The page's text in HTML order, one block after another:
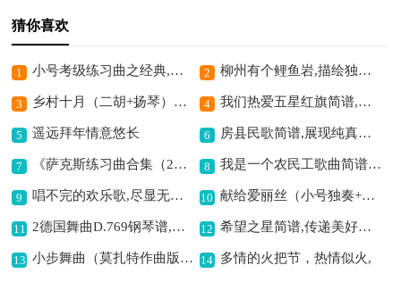
猜你喜欢
1 小号考级练习曲之经典,提升基础技能必备 2 柳州有个鲤鱼岩,描绘独特山水景
3 乡村十月（二胡+扬琴）胡琴简谱,描绘丰收喜悦之景 4 我们热爱五星红旗简谱,激昂旋律爱国情
5 遥远拜年情意悠长 6 房县民歌简谱,展现纯真爱意
7 《萨克斯练习曲合集（2—78）》萨克斯简谱,助你提升萨克斯吹奏水平 8 我是一个农民工歌曲简谱,唱出农民工心声
9 唱不完的欢乐歌,尽显无尽欢乐情 10 献给爱丽丝（小号独奏+钢琴伴奏谱）铜管简谱,传递纯真浪漫爱意
11 2德国舞曲D.769钢琴谱,经典德舞旋律悠扬 12 希望之星简谱,传递美好希望
13 小步舞曲（莫扎特作曲版）电子琴谱,感受经典优雅旋律 14 多情的火把节，热情似火,